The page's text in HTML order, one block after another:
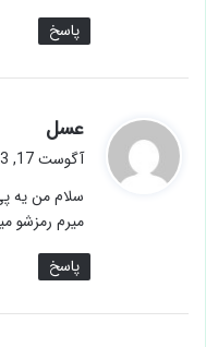
پاسخ
عسل
ف
:
آگوست 17, 2023 در 3:34 ق.ظ
سلام من یه
میرم رمزشو
پاسخ